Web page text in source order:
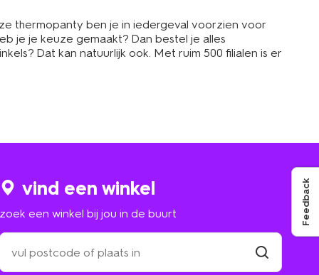
Feedback
thermopanty ben je in iedergeval voorzien voor
je je keuze gemaakt? Dan bestel je alles
Dat kan natuurlijk ook. Met ruim 500 filialen is er
vind een winkel
een winkel bij jou in de buurt